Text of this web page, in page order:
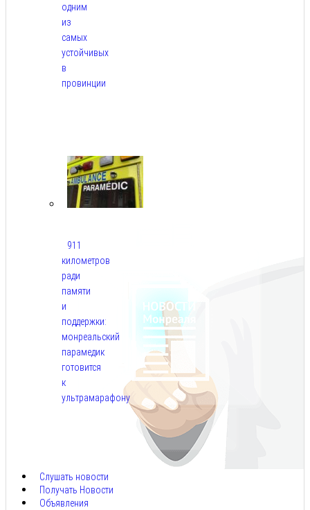
одним
из
самых
устойчивых
в
провинции
911
километров
ради
памяти
и
поддержки:
монреальский
парамедик
готовится
к
ультрамарафону
Слушать новости
Получать Новости
Объявления